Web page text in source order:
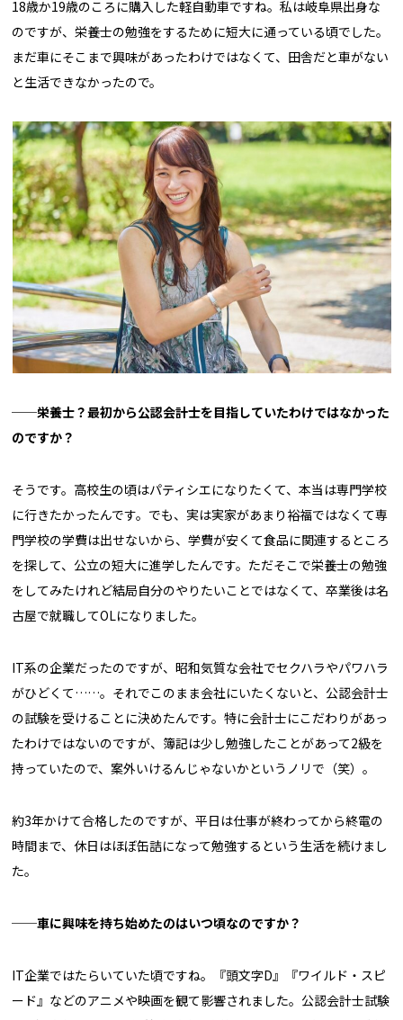
18歳か19歳のころに購入した軽自動車ですね。私は岐阜県出身な
のですが、栄養士の勉強をするために短大に通っている頃でした。
まだ車にそこまで興味があったわけではなくて、田舎だと車がない
と生活できなかったので。
──栄養士？最初から公認会計士を目指していたわけではなかった
のですか？
そうです。高校生の頃はパティシエになりたくて、本当は専門学校
に行きたかったんです。でも、実は実家があまり裕福ではなくて専
門学校の学費は出せないから、学費が安くて食品に関連するところ
を探して、公立の短大に進学したんです。ただそこで栄養士の勉強
をしてみたけれど結局自分のやりたいことではなくて、卒業後は名
古屋で就職してOLになりました。
IT系の企業だったのですが、昭和気質な会社でセクハラやパワハラ
がひどくて……。それでこのまま会社にいたくないと、公認会計士
の試験を受けることに決めたんです。特に会計士にこだわりがあっ
たわけではないのですが、簿記は少し勉強したことがあって2級を
持っていたので、案外いけるんじゃないかというノリで（笑）。
約3年かけて合格したのですが、平日は仕事が終わってから終電の
時間まで、休日はほぼ缶詰になって勉強するという生活を続けまし
た。
──車に興味を持ち始めたのはいつ頃なのですか？
IT企業ではたらいていた頃ですね。『頭文字D』『ワイルド・スピ
ード』などのアニメや映画を観て影響されました。公認会計士試験